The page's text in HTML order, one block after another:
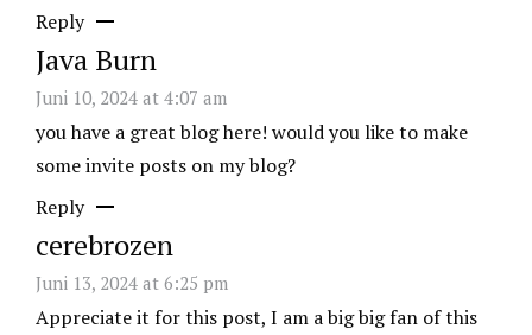
Reply
Java Burn
Juni 10, 2024 at 4:07 am
you have a great blog here! would you like to make
some invite posts on my blog?
Reply
cerebrozen
Juni 13, 2024 at 6:25 pm
Appreciate it for this post, I am a big big fan of this